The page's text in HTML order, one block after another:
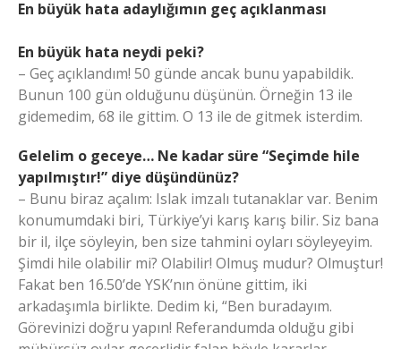
En büyük hata adaylığımın geç açıklanması
En büyük hata neydi peki?
– Geç açıklandım! 50 günde ancak bunu yapabildik.
Bunun 100 gün olduğunu düşünün. Örneğin 13 ile
gidemedim, 68 ile gittim. O 13 ile de gitmek isterdim.
Gelelim o geceye… Ne kadar süre “Seçimde hile
yapılmıştır!” diye düşündünüz?
– Bunu biraz açalım: Islak imzalı tutanaklar var. Benim
konumumdaki biri, Türkiye’yi karış karış bilir. Siz bana
bir il, ilçe söyleyin, ben size tahmini oyları söyleyeyim.
Şimdi hile olabilir mi? Olabilir! Olmuş mudur? Olmuştur!
Fakat ben 16.50’de YSK’nın önüne gittim, iki
arkadaşımla birlikte. Dedim ki, “Ben buradayım.
Görevinizi doğru yapın! Referandumda olduğu gibi